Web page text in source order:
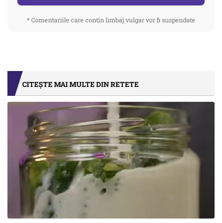
* Comentariile care contin limbaj vulgar vor fi suspendate
CITEȘTE MAI MULTE DIN RETETE